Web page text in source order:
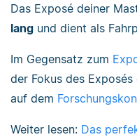
Das Exposé deiner
lang und dient als
Im Gegensatz zum
der Fokus des
auf dem
Weiter lesen: Das